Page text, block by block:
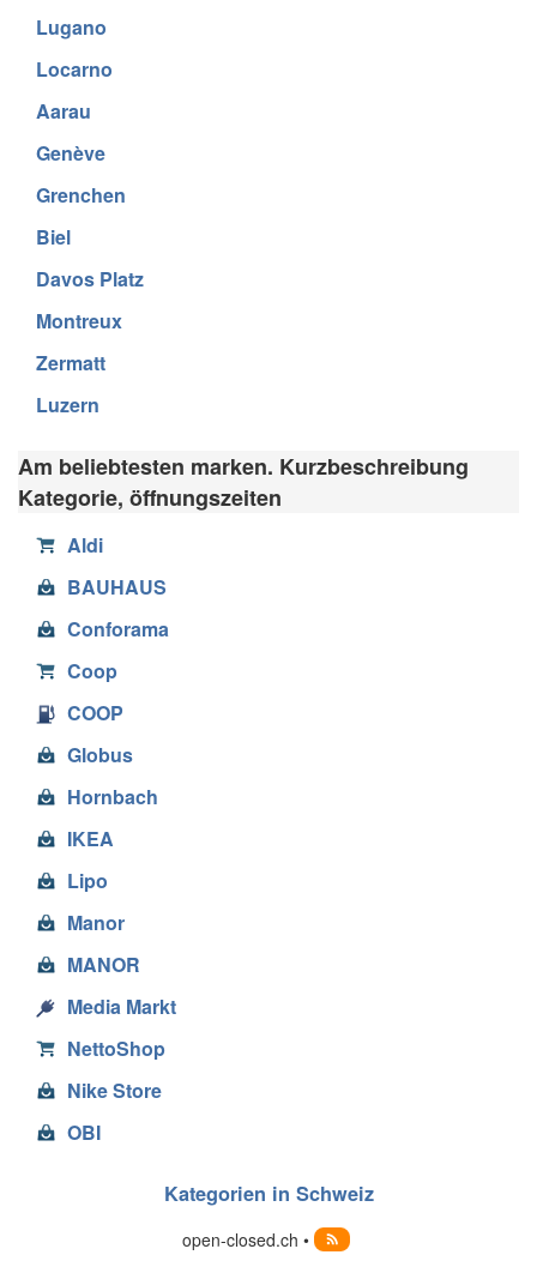
Lugano
Locarno
Aarau
Genève
Grenchen
Biel
Davos Platz
Montreux
Zermatt
Luzern
Am beliebtesten marken. Kurzbeschreibung
Kategorie, öffnungszeiten
Aldi
BAUHAUS
Conforama
Coop
COOP
Globus
Hornbach
IKEA
Lipo
Manor
MANOR
Media Markt
NettoShop
Nike Store
OBI
Kategorien in Schweiz
open-closed.ch •